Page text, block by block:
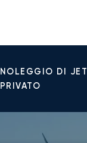
NOLEGGIO DI JET
PRIVATO